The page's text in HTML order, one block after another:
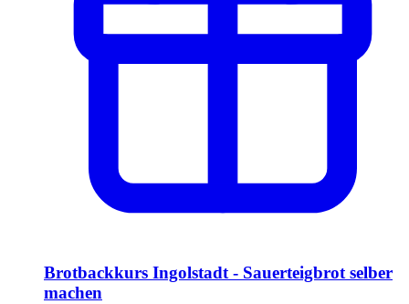
Brotbackkurs Ingolstadt - Sauerteigbrot selber
machen